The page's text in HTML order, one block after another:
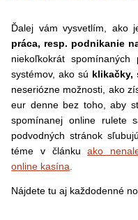
Ďalej vám vysvetlím, ako
práca, resp. podnikanie
niekoľkokrát spomínaných
systémov, ako sú klikačky,
neseriózne možnosti, ako
eur denne bez toho, aby
spomínanej online rulete
podvodných stránok
téme v článku
ako
online kasína
Nájdete tu aj každodenné